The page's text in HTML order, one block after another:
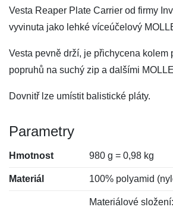
Vesta Reaper Plate Carrier od firmy
vyvinuta jako lehké víceúčelový
Vesta pevně drží, je přichycena kolem
popruhů na suchý zip a dalšími
Dovnitř lze umístit balistické pláty.
Parametry
Hmotnost 980 g = 0,98 kg
Materiál 100% polyamid
Materiálové